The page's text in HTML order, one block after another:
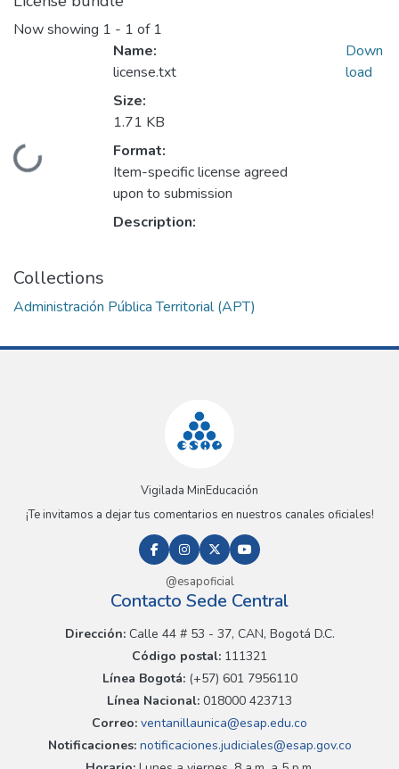
Now showing 1 - 1 of 1
Loading...
Name:
license.txt
Size:
1.71 KB
Format:
Item-specific license agreed
upon to submission
Description:
Down
load
Collections
Administración Pública Territorial (APT)
Vigilada MinEducación
¡Te invitamos a dejar tus comentarios en nuestros canales oficiales!
@esapoficial
Contacto Sede Central
Dirección:Calle 44 # 53 - 37, CAN, Bogotá D.C.
Código postal: 111321
Línea Bogotá:(+57) 601 7956110
Línea Nacional: 018000 423713
Correo: ventanillaunica@esap.edu.co
Notificaciones:notificaciones.judiciales@esap.gov.co